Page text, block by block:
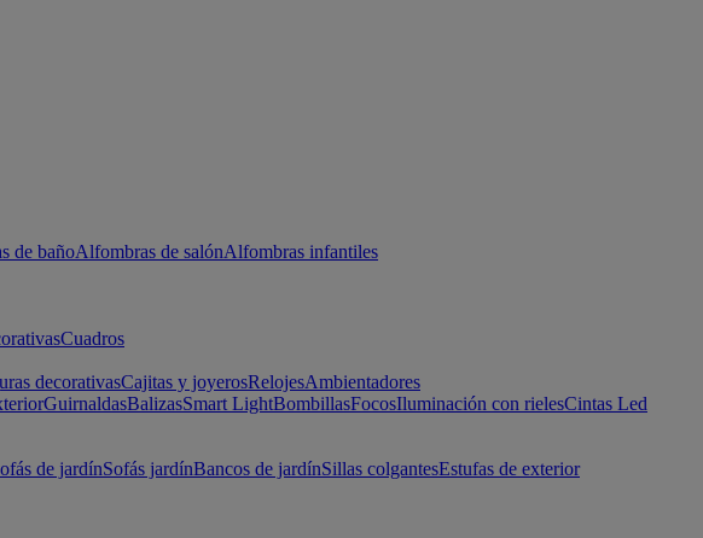
de bañoAlfombras de salónAlfombras infantiles
Cuadros
decorativasCajitas y joyerosRelojesAmbientadores
GuirnaldasBalizasSmart LightBombillasFocosIluminación con rielesCintas Led
de jardínSofás jardínBancos de jardínSillas colgantesEstufas de exterior